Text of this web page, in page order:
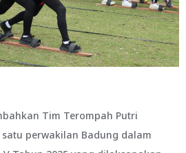
Tim Terompah Putri
perwakilan Badung dalam